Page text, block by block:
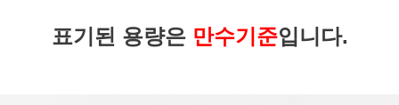
표기된 용량은 만수기준입니다.